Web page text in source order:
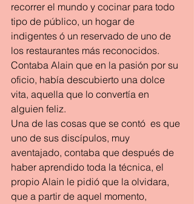
recorrer el mundo y cocinar para todo
tipo de público, un hogar de
indigentes ó un reservado de uno de
los restaurantes más reconocidos.
Contaba Alain que en la pasión por su
oficio, había descubierto una dolce
vita, aquella que lo convertía en
alguien feliz.
Una de las cosas que se contó  es que
uno de sus discípulos, muy
aventajado, contaba que después de
haber aprendido toda la técnica, el
propio Alain le pidió que la olvidara,
que a partir de aquel momento,